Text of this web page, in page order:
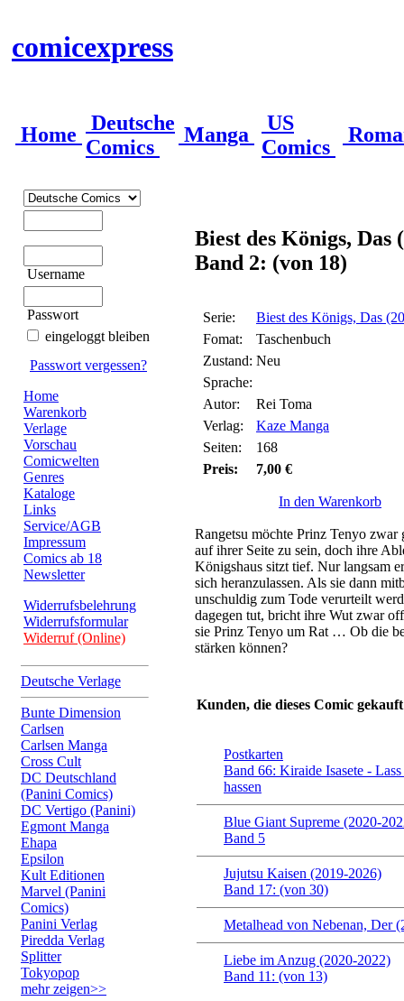
comicexpress
Home
Deutsche
Comics
Manga
US
Comics
Username
Passwort
eingeloggt bleiben
Passwort vergessen?
Home
Warenkorb
Verlage
Vorschau
Comicwelten
Genres
Kataloge
Links
Service/AGB
Impressum
Comics ab 18
Newsletter
Widerrufsbelehrung
Widerrufsformular
Widerruf (Online)
Deutsche Verlage
Bunte Dimension
Carlsen
Carlsen Manga
Cross Cult
DC Deutschland
(Panini Comics)
DC Vertigo (Panini)
Egmont Manga
Ehapa
Epsilon
Kult Editionen
Marvel (Panini
Comics)
Panini Verlag
Piredda Verlag
Splitter
Tokyopop
mehr zeigen>>
Biest des Königs, Das
Band 2: (von 18)
Serie:
Biest des Königs, Das
Fomat:
Taschenbuch
Zustand: Neu
Sprache:
Autor:
Rei Toma
Verlag:
Kaze Manga
Seiten:
168
Preis:
7,00 €
In den Warenkorb
Rangetsu möchte Prinz Tenyo zwar
auf ihrer Seite zu sein, doch ihre
Königshaus sitzt tief. Nur langsam
sich heranzulassen. Als sie dann
unschuldig zum Tode verurteilt
dagegen tut, bricht ihre Wut zwar
sie Prinz Tenyo um Rat … Ob die
stärken können?
Kunden, die dieses Comic
Postkarten
Band 66: Kiraide Isasete -
hassen
Blue Giant Supreme (2020-
Band 5
Jujutsu Kaisen (2019-2026)
Band 17: (von 30)
Metalhead von Nebenan, Der
Liebe im Anzug (2020-2022)
Band 11: (von 13)